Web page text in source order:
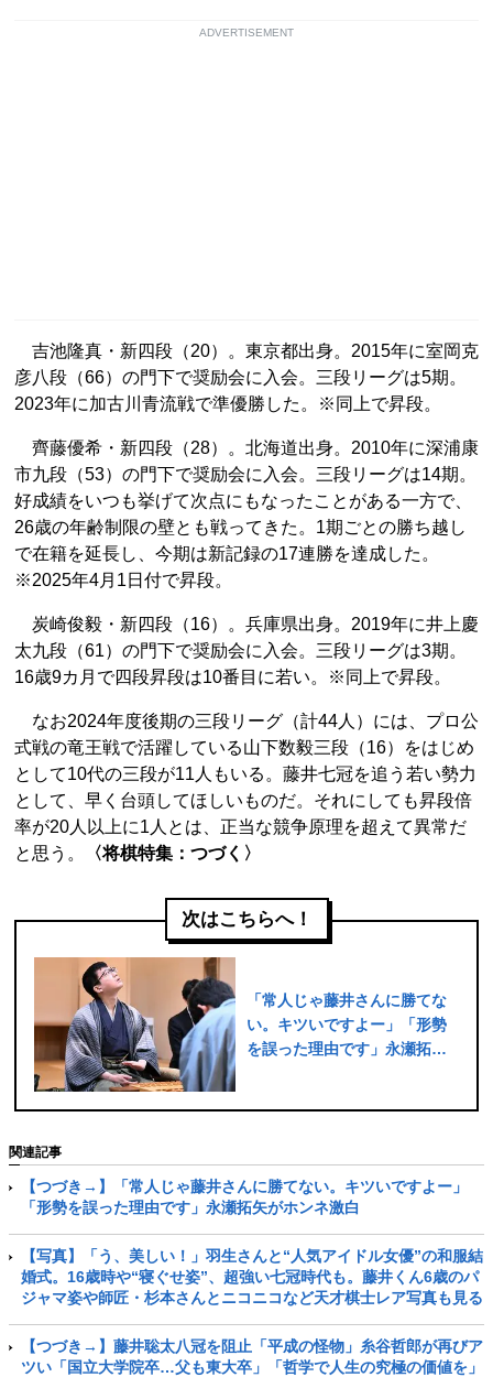
ADVERTISEMENT
吉池隆真・新四段（20）。東京都出身。2015年に室岡克
彦八段（66）の門下で奨励会に入会。三段リーグは5期。
2023年に加古川青流戦で準優勝した。※同上で昇段。
齊藤優希・新四段（28）。北海道出身。2010年に深浦康
市九段（53）の門下で奨励会に入会。三段リーグは14期。
好成績をいつも挙げて次点にもなったことがある一方で、
26歳の年齢制限の壁とも戦ってきた。1期ごとの勝ち越し
で在籍を延長し、今期は新記録の17連勝を達成した。
※2025年4月1日付で昇段。
炭崎俊毅・新四段（16）。兵庫県出身。2019年に井上慶
太九段（61）の門下で奨励会に入会。三段リーグは3期。
16歳9カ月で四段昇段は10番目に若い。※同上で昇段。
なお2024年度後期の三段リーグ（計44人）には、プロ公
式戦の竜王戦で活躍している山下数毅三段（16）をはじめ
として10代の三段が11人もいる。藤井七冠を追う若い勢力
として、早く台頭してほしいものだ。それにしても昇段倍
率が20人以上に1人とは、正当な競争原理を超えて異常だ
と思う。
〈将棋特集：つづく〉
次はこちらへ！
「常人じゃ藤井さんに勝てな
い。キツいですよー」「形勢
を誤った理由です」永瀬拓矢
関連記事
【つづき→】「常人じゃ藤井さんに勝てない。キツいですよー」
「形勢を誤った理由です」永瀬拓矢がホンネ激白
【写真】「う、美しい！」羽生さんと“人気アイドル女優”の和服結
婚式。16歳時や“寝ぐせ姿”、超強い七冠時代も。藤井くん6歳のパ
ジャマ姿や師匠・杉本さんとニコニコなど天才棋士レア写真も見る
【つづき→】藤井聡太八冠を阻止「平成の怪物」糸谷哲郎が再びア
ツい「国立大学院卒…父も東大卒」「哲学で人生の究極の価値を」